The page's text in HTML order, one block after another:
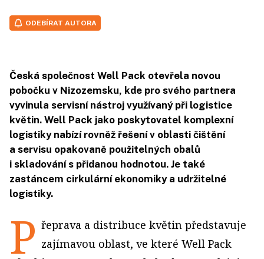
ODEBÍRAT AUTORA
Česká společnost Well Pack otevřela novou
pobočku v Nizozemsku, kde pro svého partnera
vyvinula servisní nástroj využívaný při logistice
květin. Well Pack jako poskytovatel komplexní
logistiky nabízí rovněž řešení v oblasti čištění
a servisu opakovaně použitelných obalů
i skladování s přidanou hodnotou. Je také
zastáncem cirkulární ekonomiky a udržitelné
logistiky.
P řeprava a distribuce květin představuje
zajímavou oblast, ve které Well Pack